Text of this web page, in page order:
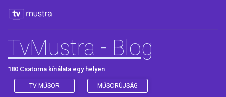
TvMustra - Blog
180 Csatorna kínálata egy helyen
TV MŰSOR MŰSORÚJSÁG